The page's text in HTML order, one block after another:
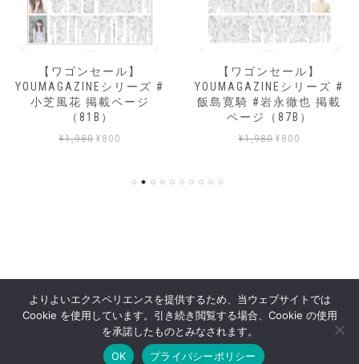
【ワゴンセール】
YOUMAGAZINEシリーズ #
小芝風花 掲載ページ
（81B）
¥1,980 元
¥ 800
【ワゴンセール】
YOUMAGAZINEシリーズ #
飯島寛騎 #岩永徹也 掲載
ページ（87B）
¥1,980 元
¥ 800
YOUPRESS STORE
よりよいエクスペリエンスを提供するため、当ウェブサイトでは
Cookie を使用しています。引き続き閲覧する場合、Cookie の使用
を承諾したものとみなされます。
OK
プライバシーポリシー